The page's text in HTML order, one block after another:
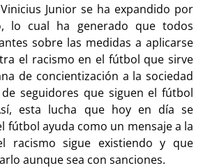
Junior se ha expandido por
lo cual ha generado que todos
sobre las medidas a aplicarse
el racismo en el fútbol que sirve
de concientización a la sociedad
seguidores que siguen el fútbol
esta lucha que hoy en día se
fútbol ayuda como un mensaje a la
racismo sigue existiendo y que
aunque sea con sanciones.